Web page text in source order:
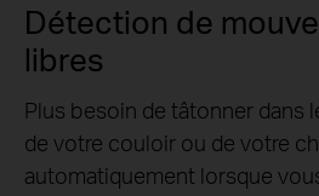
Détection de
libres
Plus besoin de tâtonner dans
de votre couloir ou de votre
automatiquement lorsque